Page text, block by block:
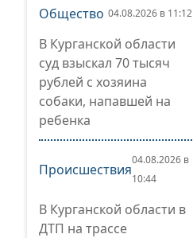
Общество 04.08.2026 в 11:12
В Курганской области
суд взыскал 70 тысяч
рублей с хозяина
собаки, напавшей на
ребенка
Происшествия
04.08.2026 в
10:44
В Курганской области в
ДТП на трассе